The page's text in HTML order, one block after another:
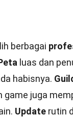
berbagai
luas dan
habisnya.
game juga
Update rutin